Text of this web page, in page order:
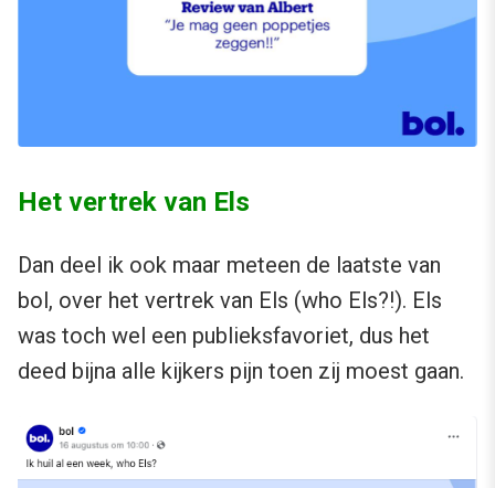
Het vertrek van Els
Dan deel ik ook maar meteen de laatste van
bol, over het vertrek van Els (who Els?!). Els
was toch wel een publieksfavoriet, dus het
deed bijna alle kijkers pijn toen zij moest gaan.